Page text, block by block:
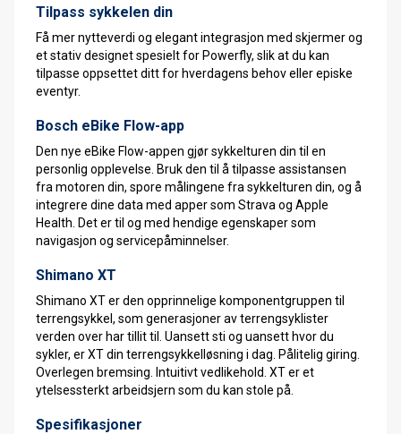
Tilpass sykkelen din
Få mer nytteverdi og elegant integrasjon med skjermer og
et stativ designet spesielt for Powerfly, slik at du kan
tilpasse oppsettet ditt for hverdagens behov eller episke
eventyr.
Bosch eBike Flow-app
Den nye eBike Flow-appen gjør sykkelturen din til en
personlig opplevelse. Bruk den til å tilpasse assistansen
fra motoren din, spore målingene fra sykkelturen din, og å
integrere dine data med apper som Strava og Apple
Health. Det er til og med hendige egenskaper som
navigasjon og servicepåminnelser.
Shimano XT
Shimano XT er den opprinnelige komponentgruppen til
terrengsykkel, som generasjoner av terrengsyklister
verden over har tillit til. Uansett sti og uansett hvor du
sykler, er XT din terrengsykkelløsning i dag. Pålitelig giring.
Overlegen bremsing. Intuitivt vedlikehold. XT er et
ytelsessterkt arbeidsjern som du kan stole på.
Spesifikasjoner